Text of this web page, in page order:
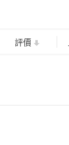
評價